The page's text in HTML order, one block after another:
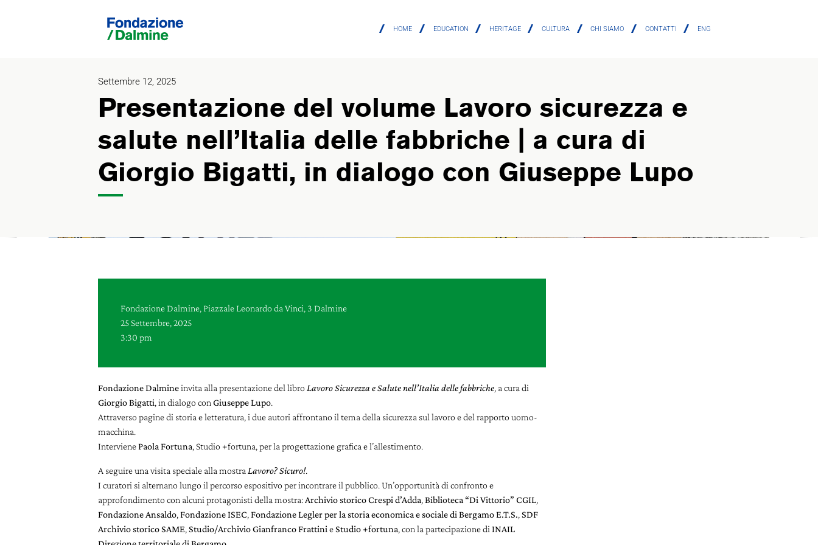
HOME EDUCATION HERITAGE CULTURA CHI SIAMO CONTATTI ENG
Settembre 12, 2025
Presentazione del volume Lavoro sicurezza e
salute nell’Italia delle fabbriche | a cura di
Giorgio Bigatti, in dialogo con Giuseppe Lupo
Fondazione Dalmine, Piazzale Leonardo da Vinci, 3 Dalmine
25 Settembre, 2025
3:30 pm
Fondazione Dalmineinvita alla presentazione del libro Lavoro Sicurezza e Salute nell’Italia delle fabbriche, a cura di
Giorgio Bigatti, in dialogo conGiuseppe Lupo.
Attraverso pagine di storia e letteratura, i due autori affrontano il tema della sicurezza sul lavoro e del rapporto uomo-
macchina.
IntervienePaola Fortuna, Studio +fortuna, perla progettazione grafica e l’allestimento.
A seguire una visita speciale alla mostra Lavoro? Sicuro!.
I curatori si alternano lungo il percorso espositivo per incontrare il pubblico. Un’opportunità di confronto e
approfondimento con alcuni protagonisti della mostra: Archivio storico Crespi d’Adda,Biblioteca “Di Vittorio” CGIL,
Fondazione Ansaldo, Fondazione ISEC, Fondazione Legler per la storia economica e sociale di Bergamo E.T.S.,SDF
Archivio storico SAME,Studio/Archivio Gianfranco FrattinieStudio +fortuna, con la partecipazione diINAIL